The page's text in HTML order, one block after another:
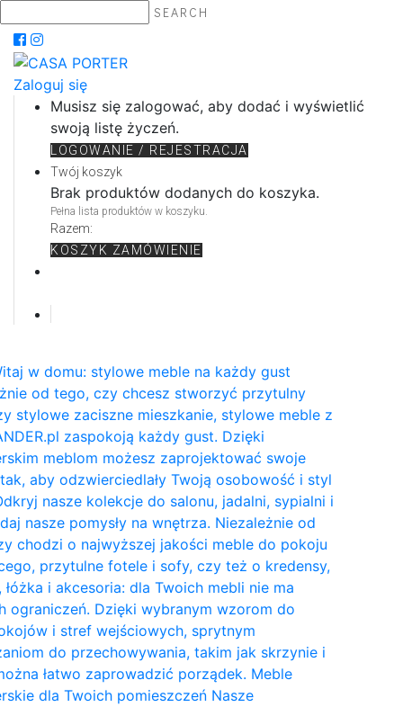
SEARCH
Zaloguj się
Musisz się zalogować, aby dodać i wyświetlić
swoją listę życzeń.
LOGOWANIE / REJESTRACJA
Twój koszyk
Brak produktów dodanych do koszyka.
Pełna lista produktów w koszyku.
Razem:
KOSZYK ZAMÓWIENIE
w domu: stylowe meble na każdy gust
od tego, czy chcesz stworzyć przytulny
stylowe zaciszne mieszkanie, stylowe meble z
zaspokoją każdy gust. Dzięki
meblom możesz zaprojektować swoje
aby odzwierciedlały Twoją osobowość i styl
nasze kolekcje do salonu, jadalni, sypialni i
nasze pomysły na wnętrza. Niezależnie od
chodzi o najwyższej jakości meble do pokoju
przytulne fotele i sofy, czy też o kredensy,
i akcesoria: dla Twoich mebli nie ma
ograniczeń. Dzięki wybranym wzorom do
i stref wejściowych, sprytnym
do przechowywania, takim jak skrzynie i
łatwo zaprowadzić porządek. Meble
dla Twoich pomieszczeń Nasze